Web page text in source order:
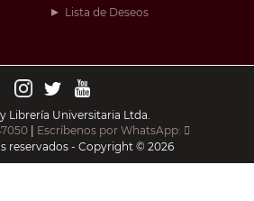
Lista de Deseos
Librería Universitaria Ltda.
Escríbenos por WhatsApp:
reservados - Copyright © 2026